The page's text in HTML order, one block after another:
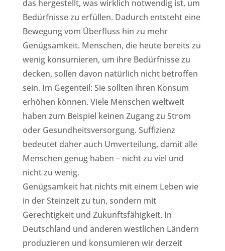
das hergestellt, was wirklich notwendig ist, um
Bedürfnisse zu erfüllen. Dadurch entsteht eine
Bewegung vom Überfluss hin zu mehr
Genügsamkeit. Menschen, die heute bereits zu
wenig konsumieren, um ihre Bedürfnisse zu
decken, sollen davon natürlich nicht betroffen
sein. Im Gegenteil: Sie sollten ihren Konsum
erhöhen können. Viele Menschen weltweit
haben zum Beispiel keinen Zugang zu Strom
oder Gesundheitsversorgung. Suffizienz
bedeutet daher auch Umverteilung, damit alle
Menschen genug haben – nicht zu viel und
nicht zu wenig.
Genügsamkeit hat nichts mit einem Leben wie
in der Steinzeit zu tun, sondern mit
Gerechtigkeit und Zukunftsfähigkeit. In
Deutschland und anderen westlichen Ländern
produzieren und konsumieren wir derzeit